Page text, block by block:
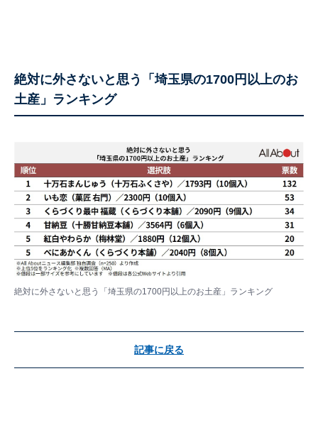
絶対に外さないと思う「埼玉県の1700円以上のお
土産」ランキング
絶対に外さないと思う「埼玉県の1700円以上のお土産」ランキング
記事に戻る